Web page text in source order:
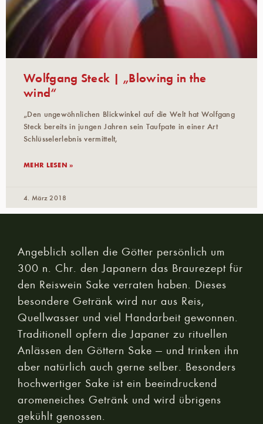
Wolfgang Steck | „Blowing in the
wind“
„Den ungewöhnlichen Blickwinkel auf die Welt hat Wolfgang
Steck bereits in jungen Jahren sein Taufpate in einer Art
Schlüsselerlebnis vermittelt,
MEHR LESEN »
4. März 2018
Angeblich sollen die Götter persönlich um
300 n. Chr. den Japanern das Braurezept für
den Reiswein Sake verraten haben. Dieses
besondere Getränk wird nur aus Reis,
Quellwasser und viel Handarbeit gewonnen.
Traditionell opfern die Japaner zu rituellen
Anlässen den Göttern Sake — und trinken ihn
aber natürlich auch gerne selber. Besonders
hochwertiger Sake ist ein beeindruckend
aromeneiches Getränk und wird übrigens
gekühlt genossen.